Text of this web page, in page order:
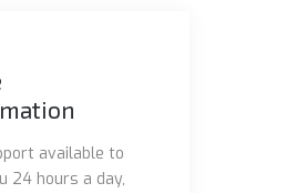
available to
24 hours a day,